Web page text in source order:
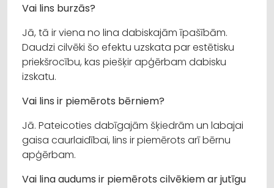
Vai lins burzās?
Jā, tā ir viena no lina dabiskajām īpašībām.
Daudzi cilvēki šo efektu uzskata par estētisku
priekšrocību, kas piešķir apģērbam dabisku
izskatu.
Vai lins ir piemērots bērniem?
Jā. Pateicoties dabīgajām šķiedrām un labajai
gaisa caurlaidībai, lins ir piemērots arī bērnu
apģērbam.
Vai lina audums ir piemērots cilvēkiem ar jutīgu